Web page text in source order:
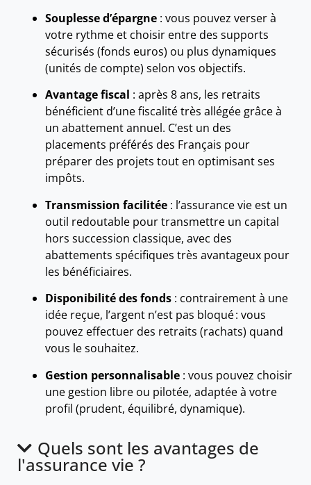
Souplesse d’épargne : vous pouvez verser à
votre rythme et choisir entre des supports
sécurisés (fonds euros) ou plus dynamiques
(unités de compte) selon vos objectifs.
Avantage fiscal : après 8 ans, les retraits
bénéficient d’une fiscalité très allégée grâce à
un abattement annuel. C’est un des
placements préférés des Français pour
préparer des projets tout en optimisant ses
impôts.
Transmission facilitée : l’assurance vie est un
outil redoutable pour transmettre un capital
hors succession classique, avec des
abattements spécifiques très avantageux pour
les bénéficiaires.
Disponibilité des fonds : contrairement à une
idée reçue, l’argent n’est pas bloqué : vous
pouvez effectuer des retraits (rachats) quand
vous le souhaitez.
Gestion personnalisable : vous pouvez choisir
une gestion libre ou pilotée, adaptée à votre
profil (prudent, équilibré, dynamique).
Quels sont les avantages de
l'assurance vie ?